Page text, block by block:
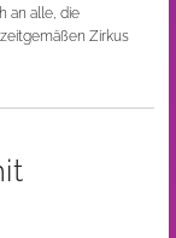
an alle, die
Zirkus